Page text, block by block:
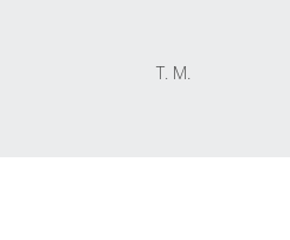
T. M.